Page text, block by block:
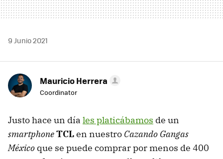
9 Junio 2021
Mauricio Herrera
Coordinator
Justo hace un día les platicábamos de un
smartphoneTCLen nuestro Cazando Gangas
México que se puede comprar por menos de 400